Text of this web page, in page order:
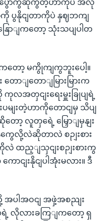
ပွောကွဆိုကွတဲ့ဟာကိုပဲ အလု
ပွနိုငျတာကိုပဲ နှဈဘကျ
ာျကတော့ သုံးသပျပါတ
းကတော့ မကွိုကျကွဘူးပေါ့။
ောျတောျမြားမြားက
အတှငျးရေးမှူးခြုပျရဲ့
ပမျးတဲ့ဟာကိုတောငျမှ သိပျ
ာ့ လူတှရေဲ့ မြှောျမှနျး
ေလို့လဲဆိုတာလဲ စဉျးစား
လဲ ထည့ျသှငျးစဉျးစားကွ
ငျးနိုငျပါအုံးမလား။ ဒီ
အပါအဝငျ အဖှဲ့အစညျး
လိုလားခကြျကတော့ ရှ